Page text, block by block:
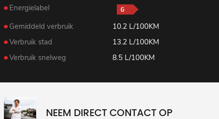
Energielabel
Gemiddeld verbruik
10.2 L/100KM
Verbruik stad
13.2 L/100KM
Verbruik snelweg
8.5 L/100KM
NEEM DIRECT CONTACT OP